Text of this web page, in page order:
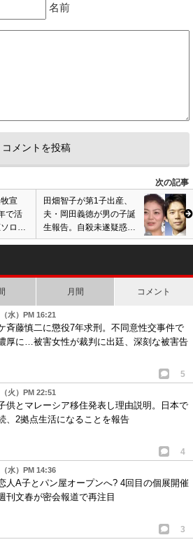
名前
次の記事
宣
で活
ロデ
仲
田畑智子が第1子出産、
夫・岡田義徳が男の子誕
生報告。自殺未遂疑惑騒
動乗り越え、結婚約1年
月間 コメント
水）PM 16:21
斉藤慎二に懲役7年求刑。不同意性交事件で
厚に…被害女性が裁判に出廷、深刻な被害告
5
火）PM 22:51
供とマレーシア移住発表し理由説明。日本で
、2拠点生活になることを報告
4
水）PM 14:36
人A子とパン屋オープンへ? 4回目の個展開催
刊文春が密会報道で再注目
3